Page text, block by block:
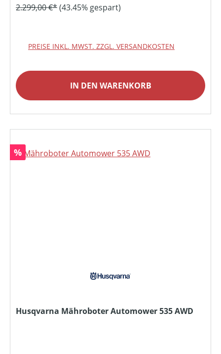
2.299,00 €*(43.45% gespart)
PREISE INKL. MWST. ZZGL. VERSANDKOSTEN
IN DEN WARENKORB
Rabatt
%
Husqvarna Mähroboter Automower 535 AWD